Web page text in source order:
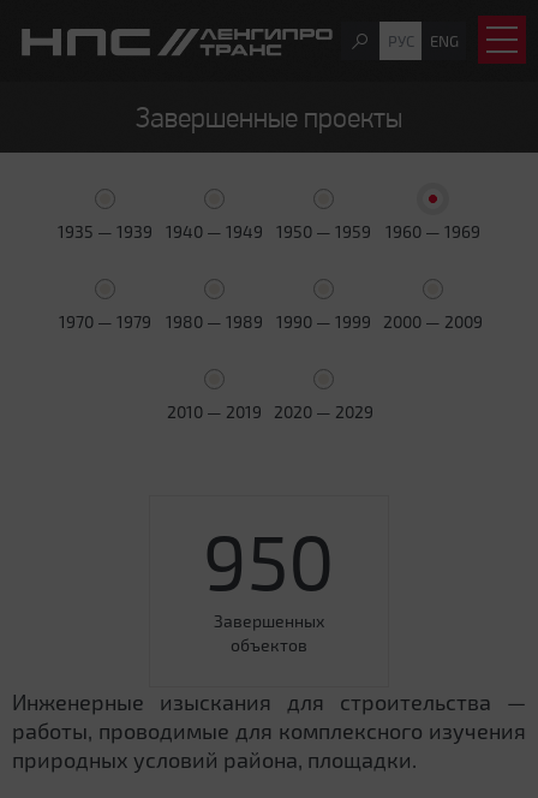
РУС ENG
Завершенные проекты
1935 — 1939 1940 — 1949 1950 — 1959 1960 — 1969
1970 — 1979 1980 — 1989 1990 — 1999 2000 — 2009
2010 — 2019 2020 — 2029
950
Завершенных
объектов
Инженерные изыскания для строительства —
работы, проводимые для комплексного изучения
природных условий района, площадки.